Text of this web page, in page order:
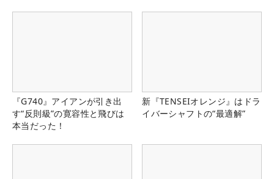
『G740』アイアンが引き出
す“反則級”の寛容性と飛びは
本当だった！
新『TENSEIオレンジ』はドラ
イバーシャフトの“最適解”